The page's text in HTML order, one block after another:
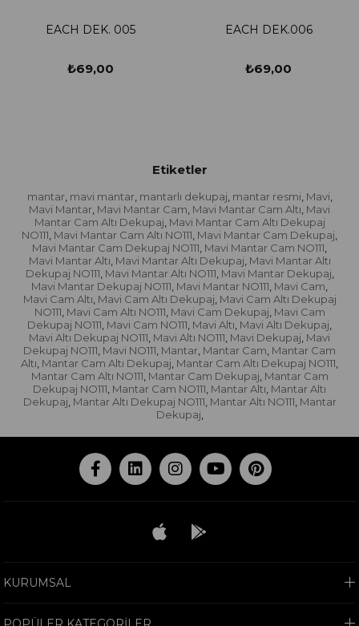
EACH DEK. 005
₺69,00
EACH DEK.006
₺69,00
Etiketler
mantar, mavi mantar, mantarlı dekupaj, mantar resmi, Mavi,
Mavi Mantar, Mavi Mantar Cam, Mavi Mantar Cam Altı, Mavi
Mantar Cam Altı Dekupaj, Mavi Mantar Cam Altı Dekupaj
NO111, Mavi Mantar Cam Altı NO111, Mavi Mantar Cam Dekupaj,
Mavi Mantar Cam Dekupaj NO111, Mavi Mantar Cam NO111,
Mavi Mantar Altı, Mavi Mantar Altı Dekupaj, Mavi Mantar Altı
Dekupaj NO111, Mavi Mantar Altı NO111, Mavi Mantar Dekupaj,
Mavi Mantar Dekupaj NO111, Mavi Mantar NO111, Mavi Cam,
Mavi Cam Altı, Mavi Cam Altı Dekupaj, Mavi Cam Altı Dekupaj
NO111, Mavi Cam Altı NO111, Mavi Cam Dekupaj, Mavi Cam
Dekupaj NO111, Mavi Cam NO111, Mavi Altı, Mavi Altı Dekupaj,
Mavi Altı Dekupaj NO111, Mavi Altı NO111, Mavi Dekupaj, Mavi
Dekupaj NO111, Mavi NO111, Mantar, Mantar Cam, Mantar Cam
Altı, Mantar Cam Altı Dekupaj, Mantar Cam Altı Dekupaj NO111,
Mantar Cam Altı NO111, Mantar Cam Dekupaj, Mantar Cam
Dekupaj NO111, Mantar Cam NO111, Mantar Altı, Mantar Altı
Dekupaj, Mantar Altı Dekupaj NO111, Mantar Altı NO111, Mantar
Dekupaj,
KURUMSAL